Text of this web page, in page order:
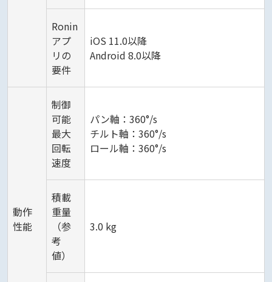
Ronin
アプ
リの
要件
iOS 11.0以降
Android 8.0以降
動作
性能
制御
可能
最大
回転
速度
パン軸：360°/s
チルト軸：360°/s
ロール軸：360°/s
積載
重量
（参
考
値）
3.0 kg